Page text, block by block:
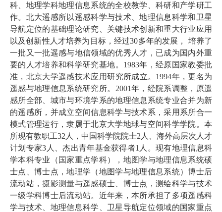
科、地理学科地理信息系统的全校教学、科研和产学研工
作。北大遥感所以遥感科学与技术、地理信息科学和卫星
导航定位的基础理论研究、关键技术创新和重大行业应用
以及创新性人才培养为目标，经过30多年的发展，
培养了
一批又一批遥感与地信领域的优秀人才，已成为国内外重
要的人才培养和科学研究基地。 1983年，经原国家教委批
准，北京大学遥感技术应用研究所成立。 1994年，更名为
遥感与地理信息系统研究所。 2001年，经院系调整，原遥
感所全部、城市与环境学系的地理信息系统专业合并为新
的遥感所，并成立空间信息科学与技术系，采用系所合一
模式管理运行，隶属于北京大学地球与空间科学学院。 本
所现有教职工32 人， 中国科学院院士2 人、海外高层次人才
计划专家3 人、杰出青年基金获得者1 人。现有地理信息科
学本科专业（国家重点学科），地图学与地理信息系统硕
士点、博士点，地理学（地图学与地理信息系统）博士后
流动站，摄影测量与遥感硕士、博士点， 测绘科学与技术
一级学科博士后流动站。 近年来，本所承担了多项遥感科
学与技术、地理信息科学、卫星导航定位领域的国家重点